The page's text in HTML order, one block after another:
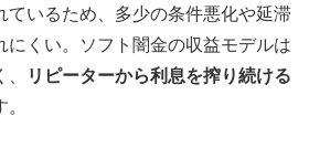
ているため、多少の条件悪化や延滞
にくい。ソフト闇金の収益モデルは
リピーターから利息を搾り続ける